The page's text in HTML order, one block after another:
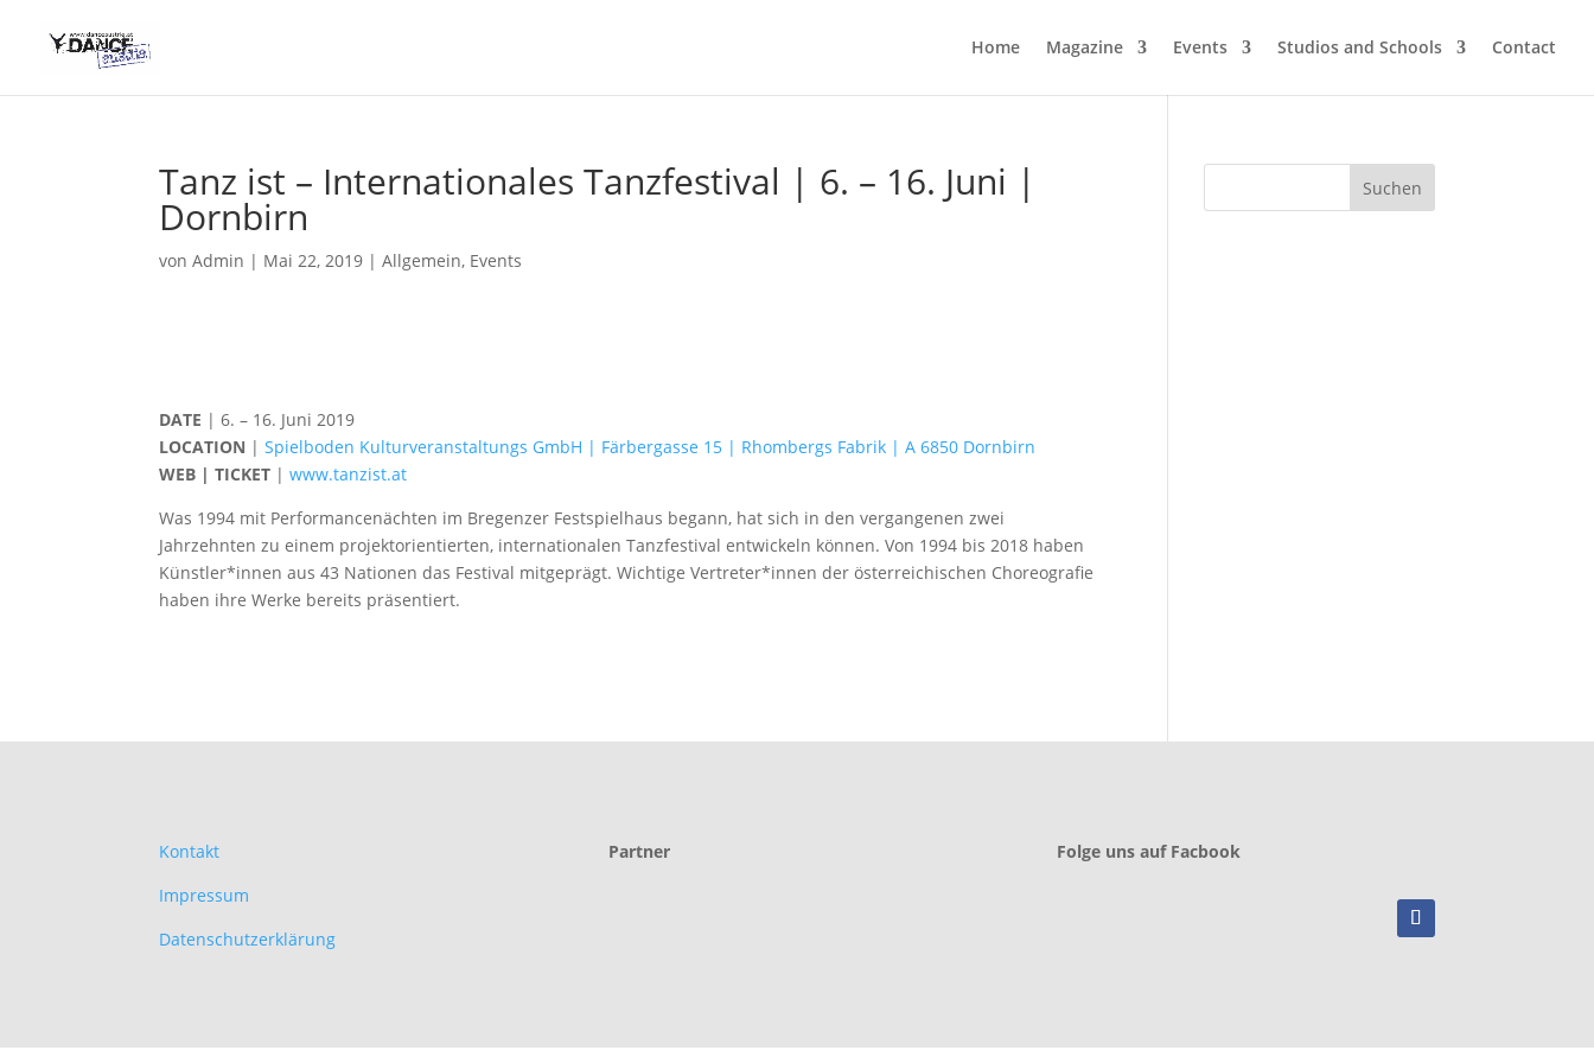
Home Magazine Events Studios and Schools Contact
Tanz ist – Internationales Tanzfestival | 6. – 16. Juni |
Dornbirn
vonAdmin | Mai 22, 2019 |Allgemein, Events
DATE | 6. – 16. Juni 2019
LOCATION |Spielboden Kulturveranstaltungs GmbH | Färbergasse 15 | Rhombergs Fabrik | A 6850 Dornbirn
WEB | TICKET |www.tanzist.at
Was 1994 mit Performancenächten im Bregenzer Festspielhaus begann, hat sich in den vergangenen zwei
Jahrzehnten zu einem projektorientierten, internationalen Tanzfestival entwickeln können. Von 1994 bis 2018 haben
Künstler*innen aus 43 Nationen das Festival mitgeprägt. Wichtige Vertreter*innen der österreichischen Choreografie
haben ihre Werke bereits präsentiert.
Kontakt
Impressum
Datenschutzerklärung
Partner Folge uns auf Facbook